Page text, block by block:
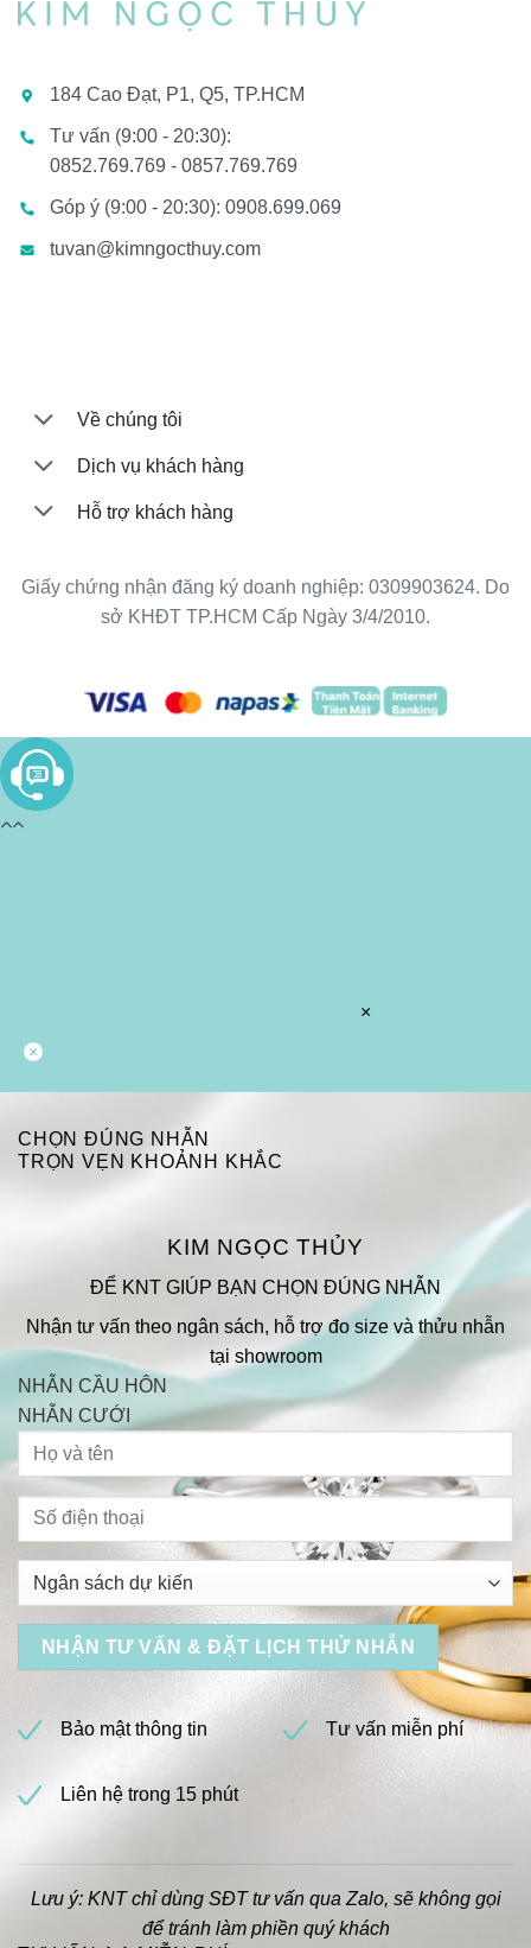
184 Cao Đạt, P1, Q5, TP.HCM
Tư vấn (9:00 - 20:30):
0852.769.769 - 0857.769.769
Góp ý (9:00 - 20:30): 0908.699.069
tuvan@kimngocthuy.com
Về chúng tôi
Dịch vụ khách hàng
Hỗ trợ khách hàng
Giấy chứng nhận đăng ký doanh nghiệp: 0309903624. Do
sở KHĐT TP.HCM Cấp Ngày 3/4/2010.
×
CHỌN ĐÚNG NHẪN
TRỌN VẸN KHOẢNH KHẮC
KIM NGỌC THỦY
ĐỂ KNT GIÚP BẠN CHỌN ĐÚNG NHẪN
Nhận tư vấn theo ngân sách, hỗ trợ đo size và thửu nhẫn
tại showroom
NHẪN CẦU HÔN
NHẪN CƯỚI
Bảo mật thông tin Tư vấn miễn phí
Liên hệ trong 15 phút
Lưu ý: KNT chỉ dùng SĐT tư vấn qua Zalo, sẽ không gọi
để tránh làm phiền quý khách